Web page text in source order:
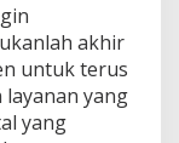
akhir
untuk terus
yang
yang